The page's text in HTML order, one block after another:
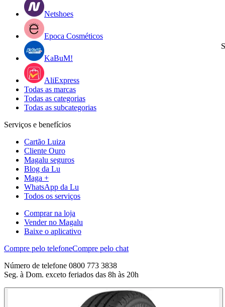
Netshoes
Epoca Cosméticos
KaBuM!
AliExpress
Todas as marcas
Todas as categorias
Todas as subcategorias
Serviços e benefícios
Cartão Luiza
Cliente Ouro
Magalu seguros
Blog da Lu
Maga +
WhatsApp da Lu
Todos os serviços
Comprar na loja
Vender no Magalu
Baixe o aplicativo
Compre pelo telefoneCompre pelo chat
Número de telefone 0800 773 3838
Seg. à Dom. exceto feriados das 8h às 20h